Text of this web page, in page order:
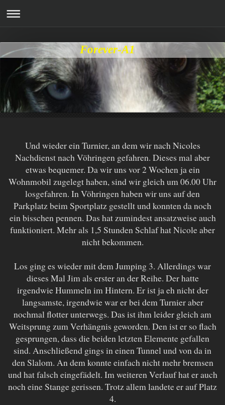
Forever-A1
Und wieder ein Turnier, an dem wir nach Nicoles
Nachdienst nach Vöhringen gefahren. Dieses mal aber
etwas bequemer. Da wir uns vor 2 Wochen ja ein
Wohnmobil zugelegt haben, sind wir gleich um 06.00 Uhr
losgefahren. In Vöhringen haben wir uns auf den
Parkplatz beim Sportplatz gestellt und konnten da noch
ein bisschen pennen. Das hat zumindest ansatzweise auch
funktioniert. Mehr als 1,5 Stunden Schlaf hat Nicole aber
nicht bekommen.
Los ging es wieder mit dem Jumping 3. Allerdings war
dieses Mal Jim als erster an der Reihe. Der hatte
irgendwie Hummeln im Hintern. Er ist ja eh nicht der
langsamste, irgendwie war er bei dem Turnier aber
nochmal flotter unterwegs. Das ist ihm leider gleich am
Weitsprung zum Verhängnis geworden. Den ist er so flach
gesprungen, dass die beiden letzten Elemente gefallen
sind. Anschließend gings in einen Tunnel und von da in
den Slalom. An dem konnte einfach nicht mehr bremsen
und hat falsch eingefädelt. Im weiteren Verlauf hat er auch
noch eine Stange gerissen. Trotz allem landete er auf Platz
4.